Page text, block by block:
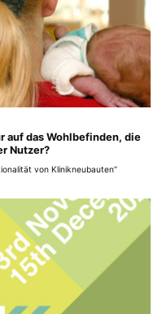
auf das Wohlbefinden, die
Nutzer?
von Klinikneubauten“